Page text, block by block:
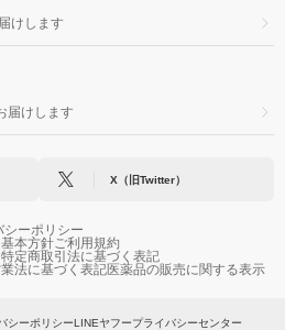
けします
届けします
X（旧Twitter）
シーポリシー
本方針ご利用規約
特定商取引法に基づく表記
法に基づく表記医薬品の販売に関する表示
シーポリシーLINEヤフープライバシーセンター